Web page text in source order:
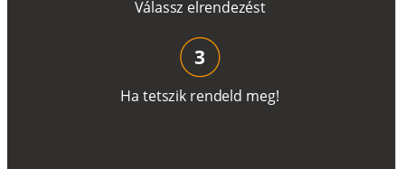
Válassz elrendezést
Ha tetszik rendeld meg!
3